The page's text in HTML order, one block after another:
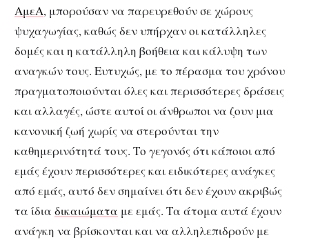
ΑμεΑ, μπορούσαν να παρευρεθούν σε χώρους
ψυχαγωγίας, καθώς δεν υπήρχαν οι κατάλληλες
δομές και η κατάλληλη βοήθεια και κάλυψη των
αναγκών τους. Ευτυχώς, με το πέρασμα του χρόνου
πραγματοποιούνται όλες και περισσότερες δράσεις
και αλλαγές, ώστε αυτοί οι άνθρωποι να ζουν μια
κανονική ζωή χωρίς να στερούνται την
καθημερινότητά τους. Το γεγονός ότι κάποιοι από
εμάς έχουν περισσότερες και ειδικότερες ανάγκες
από εμάς, αυτό δεν σημαίνει ότι δεν έχουν ακριβώς
τα ίδια δικαιώματα με εμάς. Τα άτομα αυτά έχουν
ανάγκη να βρίσκονται και να αλληλεπιδρούν με